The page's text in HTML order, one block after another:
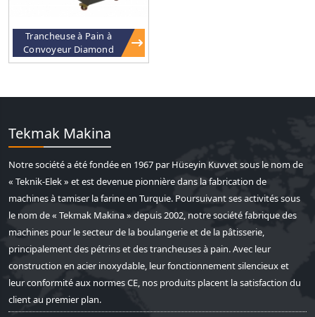
Trancheuse à Pain à
Convoyeur Diamond
Tekmak Makina
Notre société a été fondée en 1967 par Hüseyin Kuvvet sous le nom de
« Teknik-Elek » et est devenue pionnière dans la fabrication de
machines à tamiser la farine en Turquie. Poursuivant ses activités sous
le nom de « Tekmak Makina » depuis 2002, notre société fabrique des
machines pour le secteur de la boulangerie et de la pâtisserie,
principalement des pétrins et des trancheuses à pain. Avec leur
construction en acier inoxydable, leur fonctionnement silencieux et
leur conformité aux normes CE, nos produits placent la satisfaction du
client au premier plan.